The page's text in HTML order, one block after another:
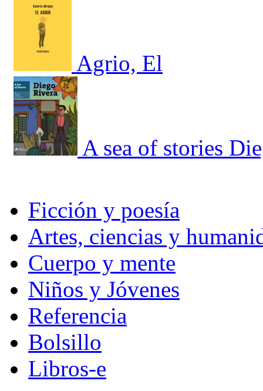
Agrio, El
A sea of stories
Ficción y poesía
Artes, ciencias y
Cuerpo y mente
Niños y Jóvenes
Referencia
Bolsillo
Libros-e